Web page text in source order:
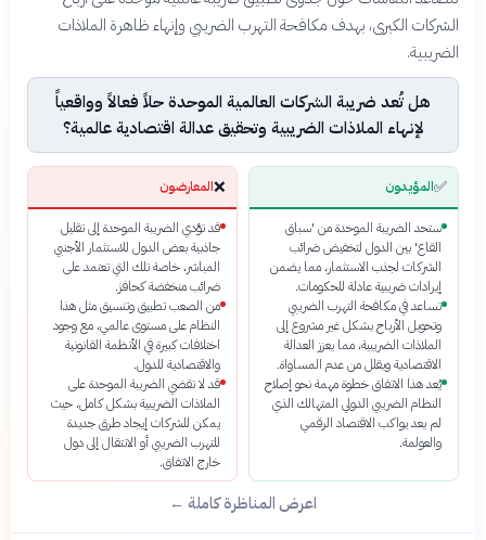
الشركات الكبرى، بهدف مكافحة التهرب الضريبي وإنهاء ظاهرة الملاذات
الضريبية.
هل تُعد ضريبة الشركات العالمية الموحدة حلاً فعالاً وواقعياً
لإنهاء الملاذات الضريبية وتحقيق عدالة اقتصادية عالمية؟
✅المؤيدون
ستحد الضريبة الموحدة من 'سباق
القاع' بين الدول لتخفيض ضرائب
الشركات لجذب الاستثمار، مما يضمن
إيرادات ضريبية عادلة للحكومات.
تساعد في مكافحة التهرب الضريبي
وتحويل الأرباح بشكل غير مشروع إلى
الملاذات الضريبية، مما يعزز العدالة
الاقتصادية ويقلل من عدم المساواة.
يُعد هذا الاتفاق خطوة مهمة نحو إصلاح
النظام الضريبي الدولي المتهالك الذي
لم يعد يواكب الاقتصاد الرقمي
والعولمة.
❌المعارضون
قد تؤدي الضريبة الموحدة إلى تقليل
جاذبية بعض الدول للاستثمار الأجنبي
المباشر، خاصة تلك التي تعتمد على
ضرائب منخفضة كحافز.
من الصعب تطبيق وتنسيق مثل هذا
النظام على مستوى عالمي، مع وجود
اختلافات كبيرة في الأنظمة القانونية
والاقتصادية للدول.
قد لا تقضي الضريبة الموحدة على
الملاذات الضريبية بشكل كامل، حيث
يمكن للشركات إيجاد طرق جديدة
للتهرب الضريبي أو الانتقال إلى دول
خارج الاتفاق.
اعرض المناظرة كاملة ←